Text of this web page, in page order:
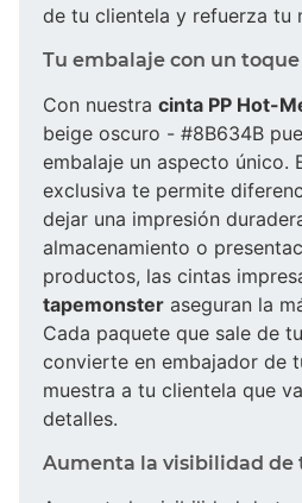
de tu clientela y refuerza tu
Tu embalaje con un
Con nuestra cinta PP Hot-
beige oscuro - #8B634B
embalaje un aspecto único.
exclusiva te permite
dejar una impresión
almacenamiento o
productos, las cintas
tapemonster aseguran la
Cada paquete que sale de
convierte en embajador de
muestra a tu clientela que
detalles.
Aumenta la visibilidad de